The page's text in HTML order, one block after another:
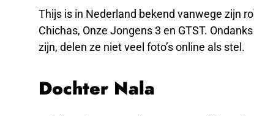
Thijs is in Nederland bekend vanwege zijn
Chichas, Onze Jongens 3 en GTST.
zijn, delen ze niet veel foto’s online als stel.
Dochter Nala